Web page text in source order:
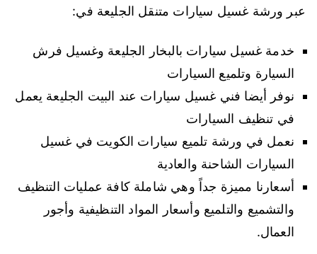
عبر ورشة غسيل سيارات متنقل الجليعة في:
خدمة غسيل سيارات بالبخار الجليعة وغسيل فرش
السيارة وتلميع السيارات
نوفر أيضا فني غسيل سيارات عند البيت الجليعة يعمل
في تنظيف السيارات
نعمل في ورشة تلميع سيارات الكويت في غسيل
السيارات الشاحنة والعادية
أسعارنا مميزة جداً وهي شاملة كافة عمليات التنظيف
والتشميع والتلميع وأسعار المواد التنظيفية وأجور
العمال.